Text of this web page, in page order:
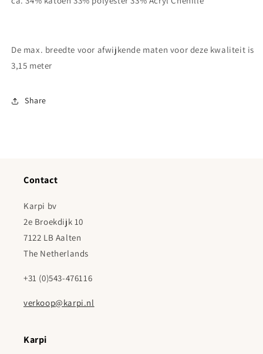
De max. breedte voor afwijkende maten voor deze kwaliteit is
3,15 meter
Share
Contact
Karpi bv
2e Broekdijk 10
7122 LB Aalten
The Netherlands
+31 (0)543-476116
verkoop@karpi.nl
Karpi